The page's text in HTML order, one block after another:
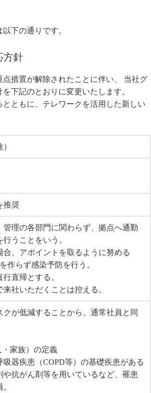
下の通りです。
方針
措置が解除されたことに伴い、 当社グ
下記のとおりに変更いたします。
ともに、テレワークを活用した新しい
推奨
管理の各部門に関わらず、拠点へ通勤
うことをいう。
合、アポイントを取るように努める
作らず感染予防を行う。
直帰とする。
社いただくことは控える。
が低減することから、通常社員と同
家族）の定義
器疾患（COPD等）の基礎疾患がある
抗がん剤等を用いているなど、罹患